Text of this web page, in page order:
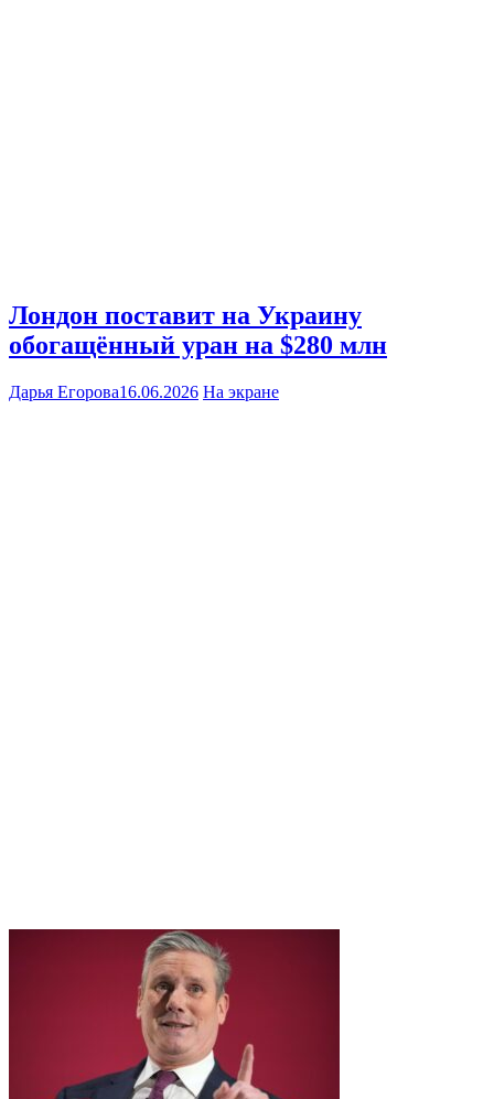
Лондон поставит на Украину
обогащённый уран на $280 млн
Дарья Егорова16.06.2026 На экране